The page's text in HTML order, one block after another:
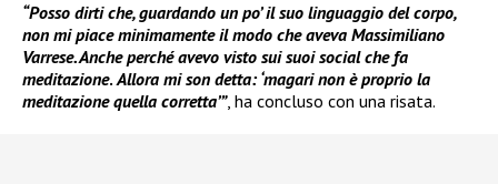
“Posso dirti che, guardando un po’ il suo linguaggio del corpo,
non mi piace minimamente il modo che aveva Massimiliano
Varrese. Anche perché avevo visto sui suoi social che fa
meditazione.Allora mi son detta: ‘magari non è proprio la
meditazione quella corretta’”, ha concluso con una risata.